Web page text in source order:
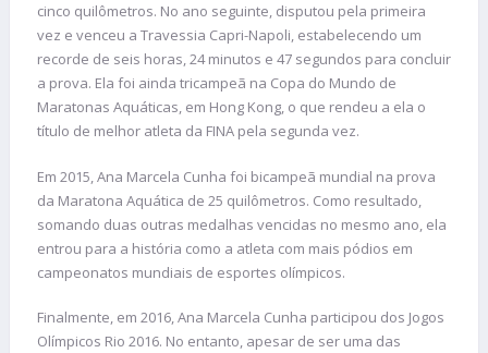
cinco quilômetros. No ano seguinte, disputou pela primeira
vez e venceu a Travessia Capri-Napoli, estabelecendo um
recorde de seis horas, 24 minutos e 47 segundos para concluir
a prova. Ela foi ainda tricampeã na Copa do Mundo de
Maratonas Aquáticas, em Hong Kong, o que rendeu a ela o
título de melhor atleta da FINA pela segunda vez.
Em 2015, Ana Marcela Cunha foi bicampeã mundial na prova
da Maratona Aquática de 25 quilômetros. Como resultado,
somando duas outras medalhas vencidas no mesmo ano, ela
entrou para a história como a atleta com mais pódios em
campeonatos mundiais de esportes olímpicos.
Finalmente, em 2016, Ana Marcela Cunha participou dos Jogos
Olímpicos Rio 2016. No entanto, apesar de ser uma das